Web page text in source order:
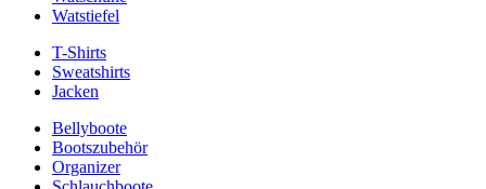
Watstiefel
T-Shirts
Sweatshirts
Jacken
Bellyboote
Bootszubehör
Organizer